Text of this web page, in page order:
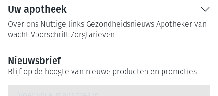
Uw apotheek
Over ons Nuttige links Gezondheidsnieuws Apotheker van
wacht Voorschrift Zorgtarieven
Nieuwsbrief
Blijf op de hoogte van nieuwe producten en promoties